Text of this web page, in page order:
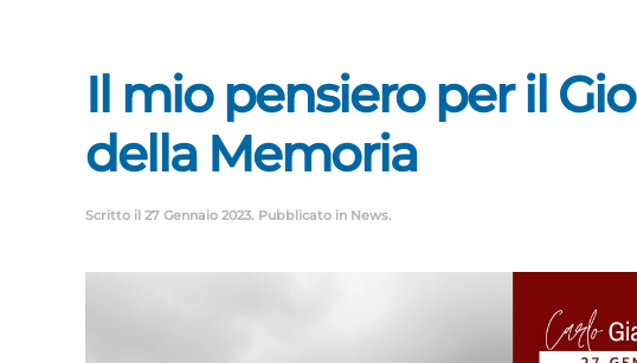
Il mio pensiero per il
della Memoria
Scritto il 27 Gennaio 2023. Pubblicato in News.